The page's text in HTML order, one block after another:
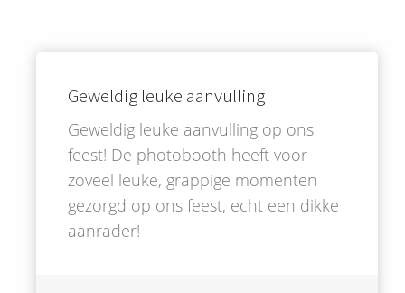
Geweldig leuke aanvulling
Geweldig leuke aanvulling op ons
feest! De photobooth heeft voor
zoveel leuke, grappige momenten
gezorgd op ons feest, echt een dikke
aanrader!